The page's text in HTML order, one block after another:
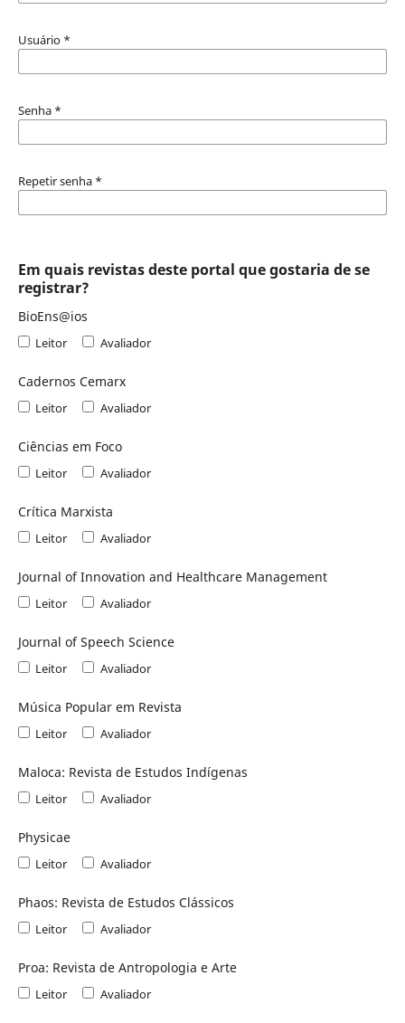
Usuário *
Senha *
Repetir senha *
Em quais revistas deste portal que gostaria de se
registrar?
BioEns@ios
Leitor Avaliador
Cadernos Cemarx
Leitor Avaliador
Ciências em Foco
Leitor Avaliador
Crítica Marxista
Leitor Avaliador
Journal of Innovation and Healthcare Management
Leitor Avaliador
Journal of Speech Science
Leitor Avaliador
Música Popular em Revista
Leitor Avaliador
Maloca: Revista de Estudos Indígenas
Leitor Avaliador
Physicae
Leitor Avaliador
Phaos: Revista de Estudos Clássicos
Leitor Avaliador
Proa: Revista de Antropologia e Arte
Leitor Avaliador